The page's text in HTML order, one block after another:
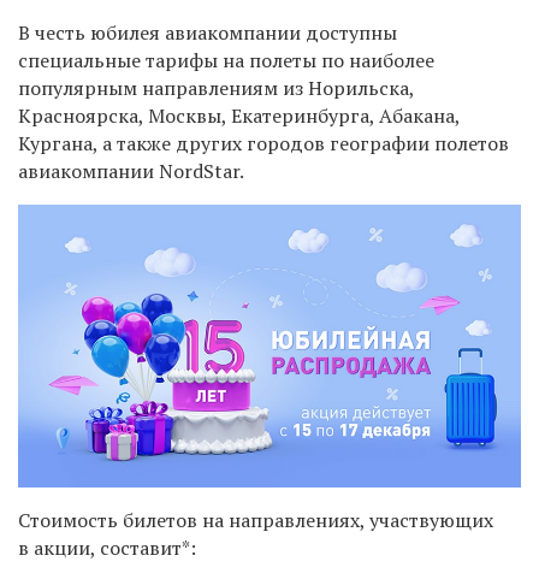
В честь юбилея авиакомпании доступны
специальные тарифы на полеты по наиболее
популярным направлениям из Норильска,
Красноярска, Москвы, Екатеринбурга, Абакана,
Кургана, а также других городов географии полетов
авиакомпании NordStar.
Стоимость билетов на направлениях, участвующих
в акции, составит*: